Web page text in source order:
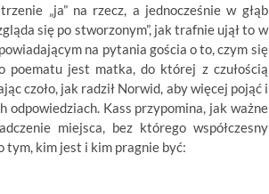
„ja” na rzecz, a jednocześnie w głąb
się po stworzonym”, jak trafnie ujął to w
na pytania gościa o to, czym się
poematu jest matka, do której z czułością
czoło, jak radził Norwid, aby więcej pojąć i
odpowiedziach. Kass przypomina, jak ważne
miejsca, bez którego współczesny
tym, kim jest i kim pragnie być: